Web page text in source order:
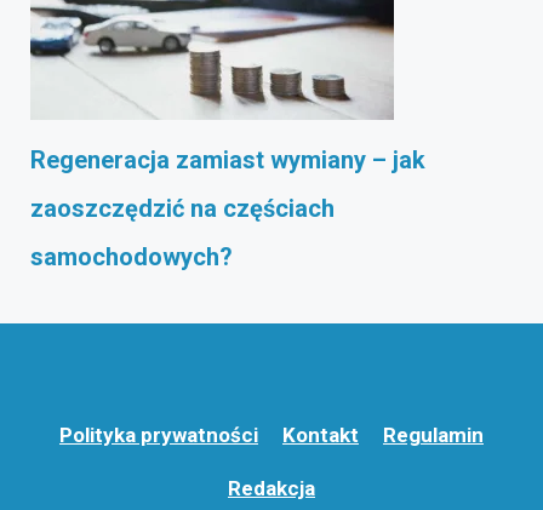
Regeneracja zamiast wymiany – jak
zaoszczędzić na częściach
samochodowych?
Polityka prywatności Kontakt Regulamin
Redakcja